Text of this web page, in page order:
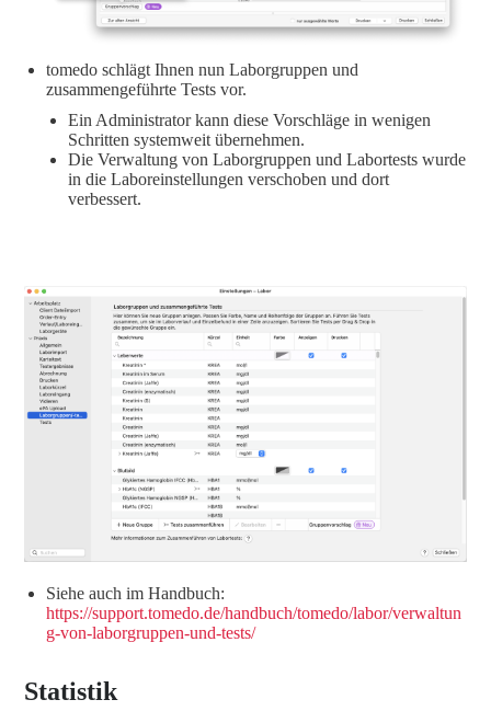
tomedo schlägt Ihnen nun Laborgruppen und
zusammengeführte Tests vor.
Ein Administrator kann diese Vorschläge in wenigen
Schritten systemweit übernehmen.
Die Verwaltung von Laborgruppen und Labortests wurde
in die Laboreinstellungen verschoben und dort
verbessert.
Siehe auch im Handbuch:
https://support.tomedo.de/handbuch/tomedo/labor/verwaltun
g-von-laborgruppen-und-tests/
Statistik